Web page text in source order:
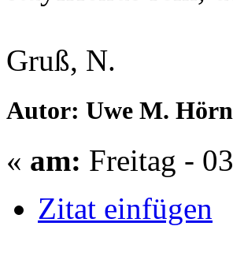
Gruß, N.
Autor: Uwe M.
« am: Freitag -
Zitat einfügen